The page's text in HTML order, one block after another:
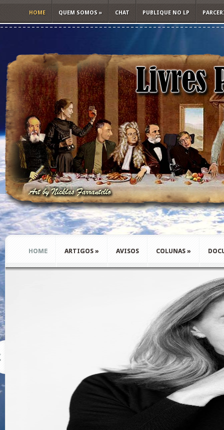
HOME QUEM SOMOS » CHAT PUBLIQUE NO LP
HOME ARTIGOS » AVISOS COLUNAS »